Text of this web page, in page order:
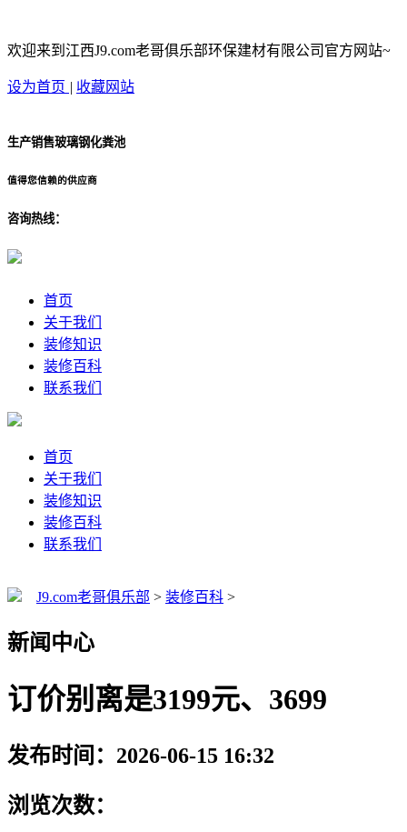
欢迎来到江西J9.com老哥俱乐部环保建材有限公司官方网站~
设为首页 | 收藏网站
生产销售玻璃钢化粪池
值得您信赖的供应商
咨询热线：
首页
关于我们
装修知识
装修百科
联系我们
首页
关于我们
装修知识
装修百科
联系我们
J9.com老哥俱乐部 > 装修百科 >
新闻中心
订价别离是3199元、3699
发布时间：2026-06-15 16:32
浏览次数：